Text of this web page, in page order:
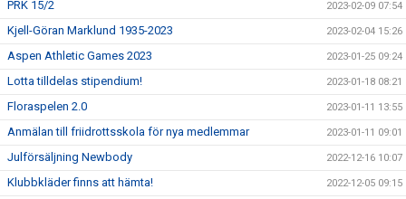
PRK 15/2 2023-02-09 07:54
Kjell-Göran Marklund 1935-2023 2023-02-04 15:26
Aspen Athletic Games 2023 2023-01-25 09:24
Lotta tilldelas stipendium! 2023-01-18 08:21
Floraspelen 2.0 2023-01-11 13:55
Anmälan till friidrottsskola för nya medlemmar 2023-01-11 09:01
Julförsäljning Newbody 2022-12-16 10:07
Klubbkläder finns att hämta! 2022-12-05 09:15